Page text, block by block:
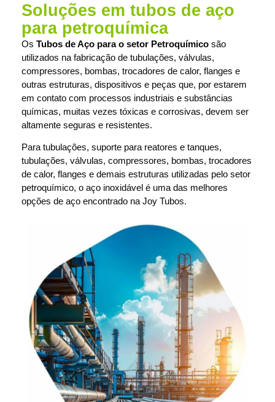
Soluções em tubos de aço
para petroquímica
Os Tubos de Aço para o setor Petroquímico são
utilizados na fabricação de tubulações, válvulas,
compressores, bombas, trocadores de calor, flanges e
outras estruturas, dispositivos e peças que, por estarem
em contato com processos industriais e substâncias
químicas, muitas vezes tóxicas e corrosivas, devem ser
altamente seguras e resistentes.
Para tubulações, suporte para reatores e tanques,
tubulações, válvulas, compressores, bombas, trocadores
de calor, flanges e demais estruturas utilizadas pelo setor
petroquímico, o aço inoxidável é uma das melhores
opções de aço encontrado na Joy Tubos.